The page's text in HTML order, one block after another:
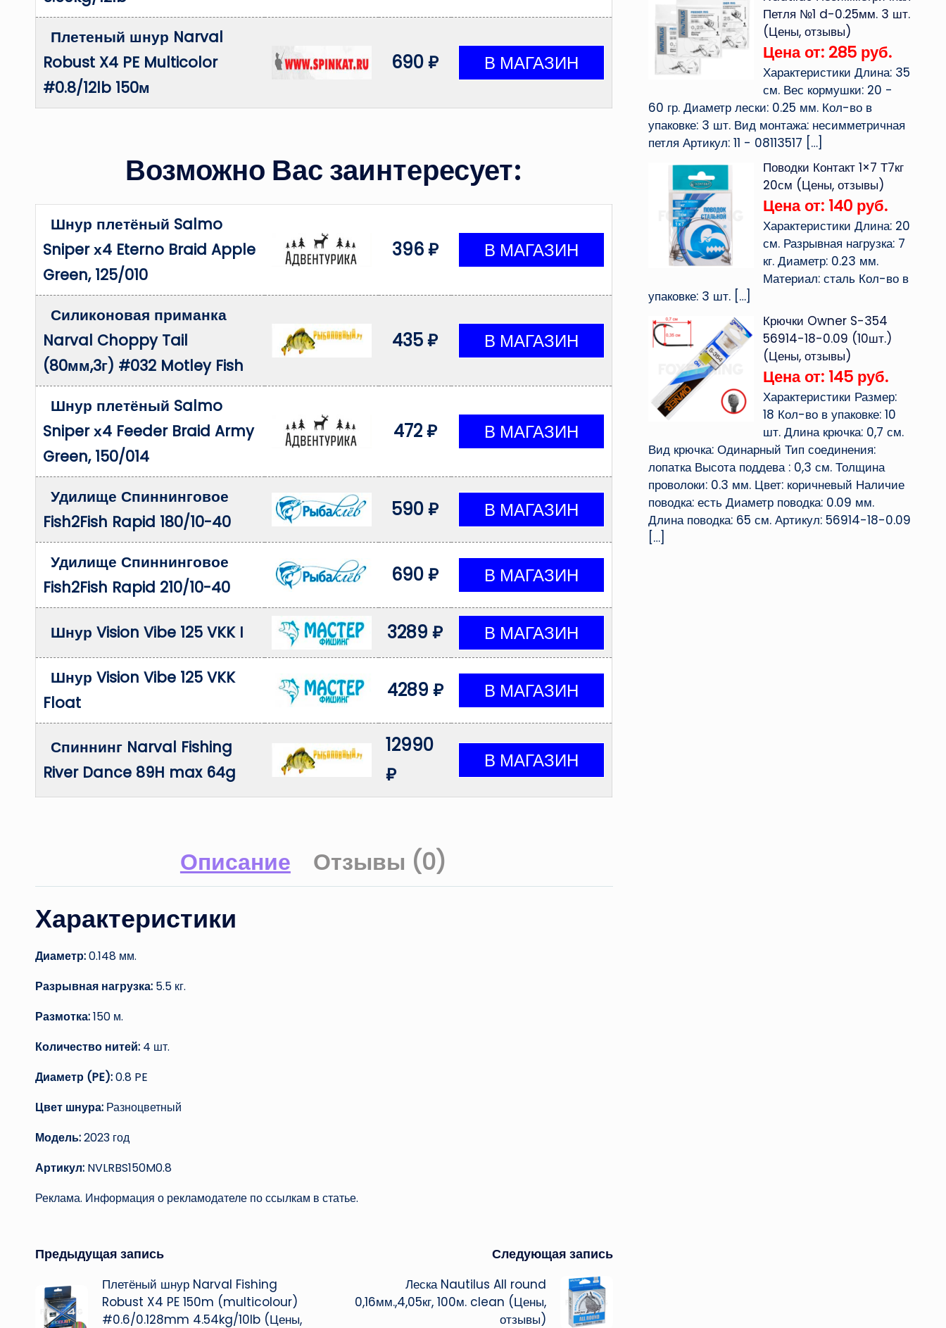
Плетеный шнур Narval
Robust X4 PE Multicolor
#0.8/12lb 150м
690 ₽
Возможно Вас заинтересует:
Шнур плетёный Salmo
Sniper х4 Eterno Braid Apple
Green, 125/010
396 ₽
Силиконовая приманка
Narval Choppy Tail
(80мм,3г) #032 Motley Fish
435 ₽
Шнур плетёный Salmo
Sniper х4 Feeder Braid Army
Green, 150/014
472 ₽
Удилище Спиннинговое
Fish2Fish Rapid 180/10-40
590 ₽
Удилище Спиннинговое
Fish2Fish Rapid 210/10-40
690 ₽
Шнур Vision Vibe 125 VKK I 3289 ₽
Шнур Vision Vibe 125 VKK
Float
4289 ₽
Спиннинг Narval Fishing
River Dance 89H max 64g
12990
₽
Описание Отзывы (0)
Характеристики
Диаметр:0.148 мм.
Разрывная нагрузка: 5.5 кг.
Размотка:150 м.
Количество нитей: 4 шт.
Диаметр (PE):0.8 PE
Цвет шнура: Разноцветный
Модель:2023 год
Артикул: NVLRBS150M0.8
Реклама. Информация о рекламодателе по ссылкам в статье.
Навигация
записи
Предыдущая запись
Плетёный шнур Narval Fishing
Robust X4 PE 150m (multicolour)
#0.6/0.128mm 4.54kg/10lb (Цены,
Следующая запись
Леска Nautilus All round
0,16мм.,4,05кг, 100м. clean (Цены,
отзывы)
Петля №1 d-0.25мм. 3 шт.
(Цены, отзывы)
Цена от: 285 руб.
Характеристики Длина: 35
см. Вес кормушки: 20 -
60 гр. Диаметр лески: 0.25 мм. Кол-во в
упаковке: 3 шт. Вид монтажа: несимметричная
петля Артикул: 11 - 08113517 […]
Поводки Контакт 1×7 Т7кг
20см (Цены, отзывы)
Цена от: 140 руб.
Характеристики Длина: 20
см. Разрывная нагрузка: 7
кг. Диаметр: 0.23 мм.
Материал: сталь Кол-во в
упаковке: 3 шт.[…]
Крючки Owner S-354
56914-18-0.09 (10шт.)
(Цены, отзывы)
Цена от: 145 руб.
Характеристики Размер:
18 Кол-во в упаковке: 10
шт. Длина крючка: 0,7 см.
Вид крючка: Одинарный Тип соединения:
лопатка Высота поддева : 0,3 см. Толщина
проволоки: 0.3 мм. Цвет: коричневый Наличие
поводка: есть Диаметр поводка: 0.09 мм.
Длина поводка: 65 см. Артикул: 56914-18-0.09
[…]